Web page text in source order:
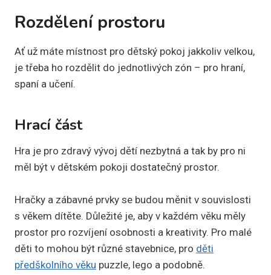
Rozdělení prostoru
Ať už máte místnost pro dětský pokoj jakkoliv velkou,
je třeba ho rozdělit do jednotlivých zón – pro hraní,
spaní a učení.
Hrací část
Hra je pro zdravý vývoj dětí nezbytná a tak by pro ni
měl být v dětském pokoji dostatečný prostor.
Hračky a zábavné prvky se budou měnit v souvislosti
s věkem dítěte. Důležité je, aby v každém věku měly
prostor pro rozvíjení osobnosti a kreativity. Pro malé
děti to mohou být různé stavebnice, pro děti
předškolního věku puzzle, lego a podobně.